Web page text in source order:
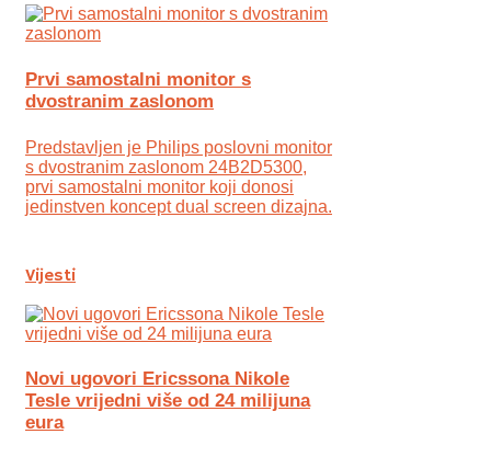
Prvi samostalni monitor s
dvostranim zaslonom
Predstavljen je Philips poslovni monitor
s dvostranim zaslonom 24B2D5300,
prvi samostalni monitor koji donosi
jedinstven koncept dual screen dizajna.
Vijesti
Novi ugovori Ericssona Nikole
Tesle vrijedni više od 24 milijuna
eura